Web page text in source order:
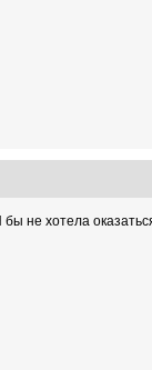
не хотела